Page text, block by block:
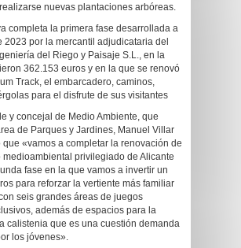
nuevas plantaciones arbóreas.
completa la primera fase desarrollada a
2023 por la mercantil adjudicataria del
del Riego y Paisaje S.L., en la
362.153 euros y en la que se renovó
Track, el embarcadero, caminos,
para el disfrute de sus visitantes
y concejal de Medio Ambiente, que
de Parques y Jardines, Manuel Villar
que «vamos a completar la renovación de
medioambiental privilegiado de Alicante
fase en la que vamos a invertir un
para reforzar la vertiente más familiar
seis grandes áreas de juegos
además de espacios para la
calistenia que es una cuestión demanda
los jóvenes».